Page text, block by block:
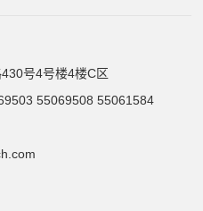
430号4号楼4楼C区
55069508 55061584